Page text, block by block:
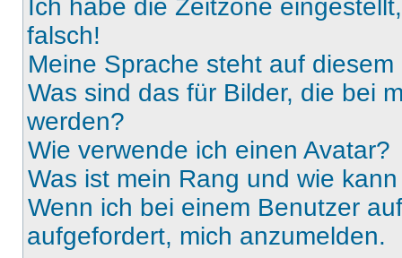
Ich habe die Zeitzone
falsch!
Meine Sprache steht auf
Was sind das für Bilder, die bei
werden?
Wie verwende ich einen Avatar?
Was ist mein Rang und wie
Wenn ich bei einem Benutzer
aufgefordert, mich anzumelden.